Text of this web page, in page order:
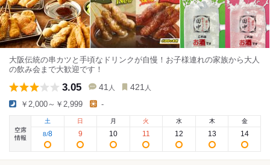
大阪伝統の串カツと手頃なドリンクが自慢！お子様連れの家族から大人
の飲み会まで大歓迎です！
3.05 41 人 421 人
￥2,000～￥2,999 -
空席
情報
土
8/8
日
9
月
10
火
11
水
12
木
13
金
14